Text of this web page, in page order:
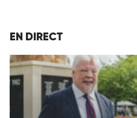
EN DIRECT